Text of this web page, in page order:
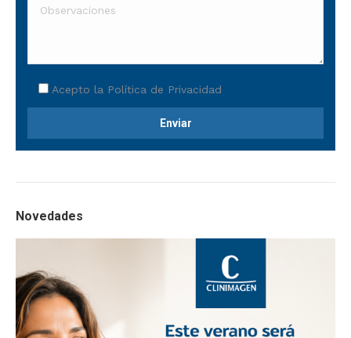
Acepto la Política de Privacidad
Novedades